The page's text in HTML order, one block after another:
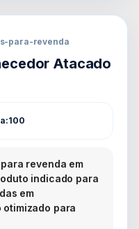
para-revenda
Atacado
100
revenda em
indicado para
em
para